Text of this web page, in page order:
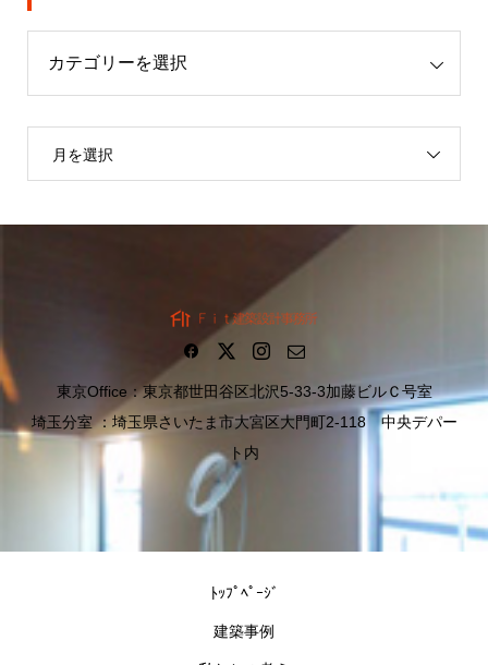
月を選択
東京Office：東京都世田谷区北沢5-33-3加藤ビルＣ号室
埼玉分室 ：埼玉県さいたま市大宮区大門町2-118 中央デパー
ト内
ﾄｯﾌﾟﾍﾟｰｼﾞ
建築事例